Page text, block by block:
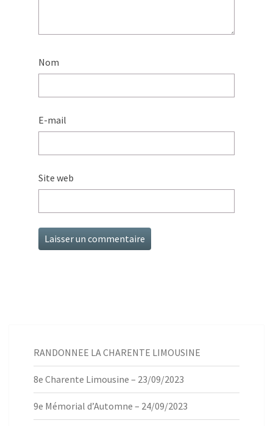
Nom
E-mail
Site web
RANDONNEE LA CHARENTE LIMOUSINE
8e Charente Limousine – 23/09/2023
9e Mémorial d’Automne – 24/09/2023